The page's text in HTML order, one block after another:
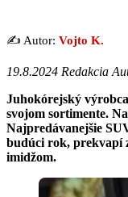
✍️ Autor: Vojto K.
19.8.2024 Redakcia
Juhokórejský
svojom sortimente.
Najpredávanejšie
budúci rok, prekvapí
imidžom.